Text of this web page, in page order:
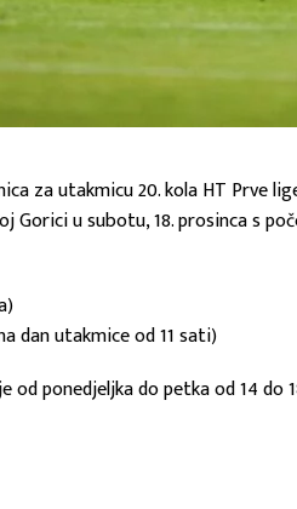
za utakmicu 20. kola HT Prve
Gorici u subotu, 18. prosinca s
dan utakmice od 11 sati)
od ponedjeljka do petka od 14 do